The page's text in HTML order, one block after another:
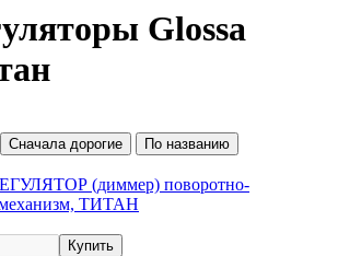
Glossa
(диммер) поворотно-
ТИТАН